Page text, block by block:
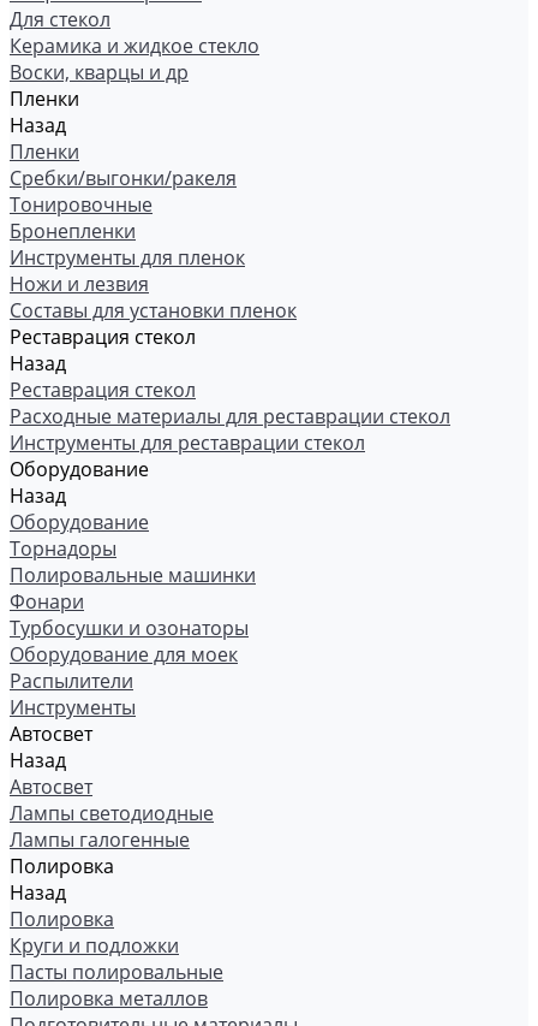
Для стекол
Керамика и жидкое стекло
Воски, кварцы и др
Пленки
Назад
Пленки
Сребки/выгонки/ракеля
Тонировочные
Бронепленки
Инструменты для пленок
Ножи и лезвия
Составы для установки пленок
Реставрация стекол
Назад
Реставрация стекол
Расходные материалы для реставрации стекол
Инструменты для реставрации стекол
Оборудование
Назад
Оборудование
Торнадоры
Полировальные машинки
Фонари
Турбосушки и озонаторы
Оборудование для моек
Распылители
Инструменты
Автосвет
Назад
Автосвет
Лампы светодиодные
Лампы галогенные
Полировка
Назад
Полировка
Круги и подложки
Пасты полировальные
Полировка металлов